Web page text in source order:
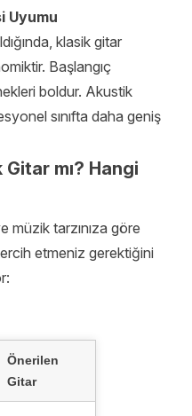
Uyumu
klasik gitar
Başlangıç
boldur. Akustik
sınıfta daha geniş
mı? Hangi
müzik tarzınıza göre
etmeniz gerektiğini
Önerilen
Gitar